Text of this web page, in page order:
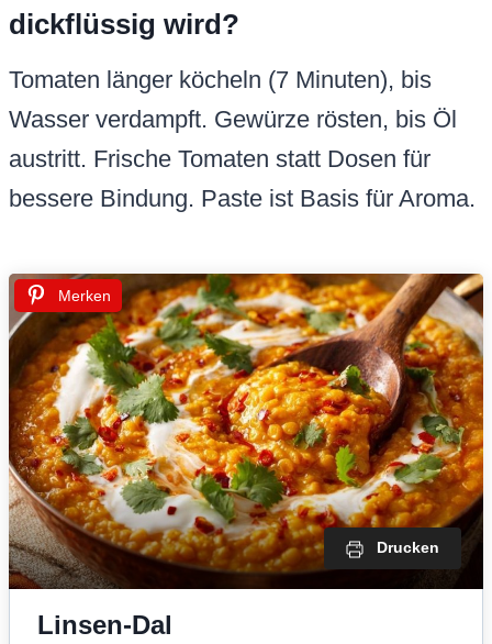
dickflüssig wird?
Tomaten länger köcheln (7 Minuten), bis
Wasser verdampft. Gewürze rösten, bis Öl
austritt. Frische Tomaten statt Dosen für
bessere Bindung. Paste ist Basis für Aroma.
Merken
Drucken
Linsen-Dal